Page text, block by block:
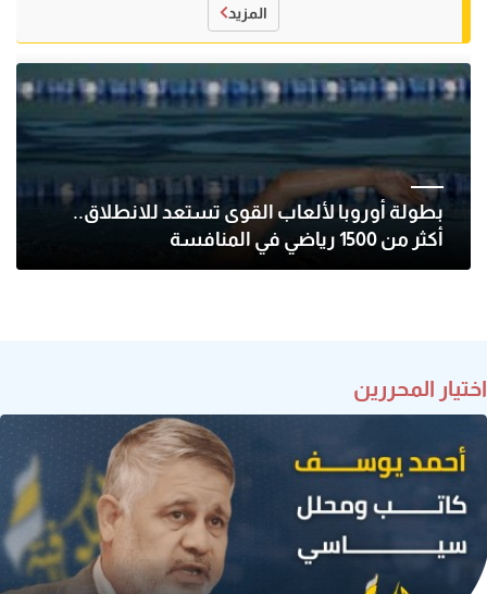
المزيد
بطولة أوروبا لألعاب القوى تستعد للانطلاق..
أكثر من 1500 رياضي في المنافسة
اختيار المحررين